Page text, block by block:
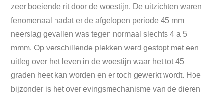
zeer boeiende rit door de woestijn. De uitzichten waren
fenomenaal nadat er de afgelopen periode 45 mm
neerslag gevallen was tegen normaal slechts 4 a 5
mmm. Op verschillende plekken werd gestopt met een
uitleg over het leven in de woestijn waar het tot 45
graden heet kan worden en er toch gewerkt wordt. Hoe
bijzonder is het overlevingsmechanisme van de dieren